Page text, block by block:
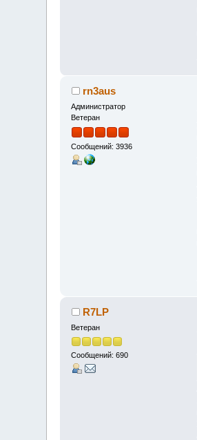
rn3aus
Администратор
Ветеран
Сообщений: 3936
R7LP
Ветеран
Сообщений: 690